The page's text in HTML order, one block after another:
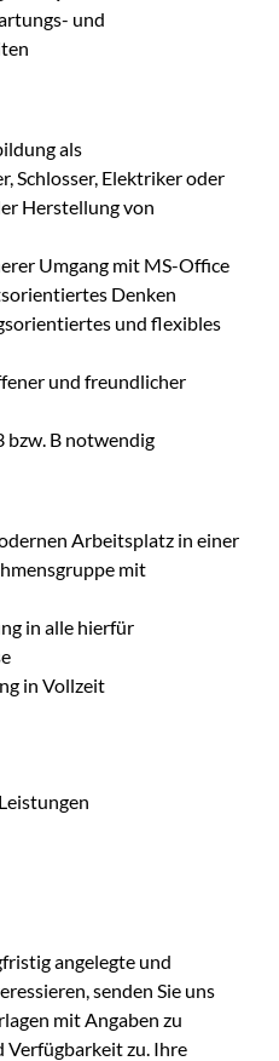
und
als
Schlosser, Elektriker oder
Herstellung von
Umgang mit MS-Office
Denken
und flexibles
und freundlicher
bzw. B notwendig
Arbeitsplatz in einer
mit
in alle hierfür
in Vollzeit
angelegte und
senden Sie uns
mit Angaben zu
Verfügbarkeit zu. Ihre